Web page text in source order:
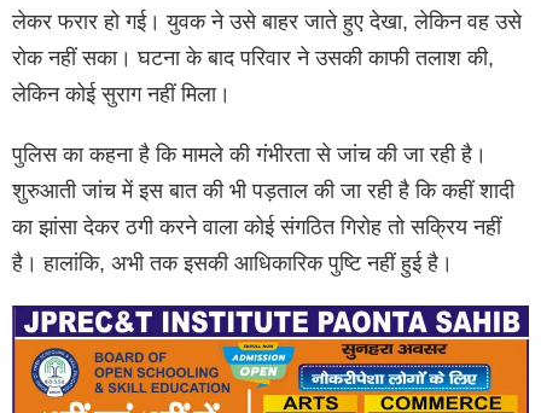
लेकर फरार हो गई। युवक ने उसे बाहर जाते हुए देखा, लेकिन वह उसे
रोक नहीं सका। घटना के बाद परिवार ने उसकी काफी तलाश की,
लेकिन कोई सुराग नहीं मिला।
पुलिस का कहना है कि मामले की गंभीरता से जांच की जा रही है।
शुरुआती जांच में इस बात की भी पड़ताल की जा रही है कि कहीं शादी
का झांसा देकर ठगी करने वाला कोई संगठित गिरोह तो सक्रिय नहीं
है। हालांकि, अभी तक इसकी आधिकारिक पुष्टि नहीं हुई है।